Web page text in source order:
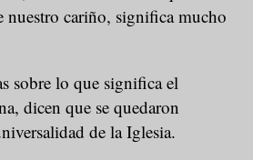
nuestro cariño, significa mucho
sobre lo que significa el
dicen que se quedaron
de la Iglesia.